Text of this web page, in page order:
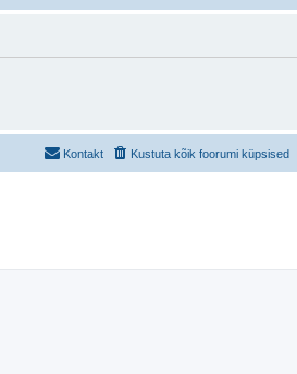
Kustuta kõik foorumi küpsised
Kontakt